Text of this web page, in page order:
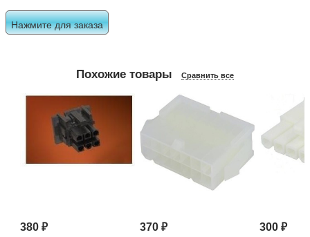
Нажмите для заказа
Похожие товары Сравнить все
380₽ 370₽ 300₽